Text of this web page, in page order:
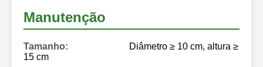
Manutenção
Tamanho:
Diâmetro ≥ 10 cm, altura ≥
15 cm